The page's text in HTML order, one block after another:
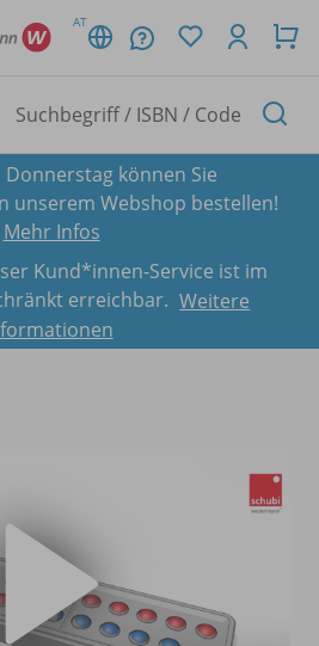
AT
können Sie
unserem Webshop bestellen!
Mehr Infos
Kund*innen-Service ist im
erreichbar. Weitere